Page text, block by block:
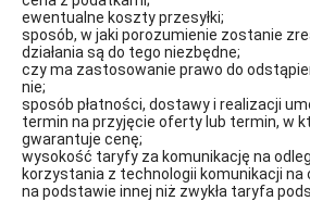
ewentualne koszty przesyłki;
sposób, w jaki porozumienie zostanie
działania są do tego niezbędne;
czy ma zastosowanie prawo do
nie;
sposób płatności, dostawy i realizacji
termin na przyjęcie oferty lub termin, w
gwarantuje cenę;
wysokość taryfy za komunikację na
korzystania z technologii komunikacji na
na podstawie innej niż zwykła taryfa